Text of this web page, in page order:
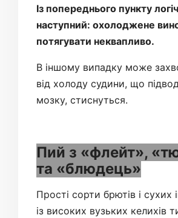
Із попереднього пункту
наступний: охолоджене
потягувати неквапливо.
В іншому випадку може
від холоду судини, що
мозку, стиснуться.
Пий з «флейт»,
та «блюдець»
Прості сорти брютів і сухих
із високих вузьких келихів